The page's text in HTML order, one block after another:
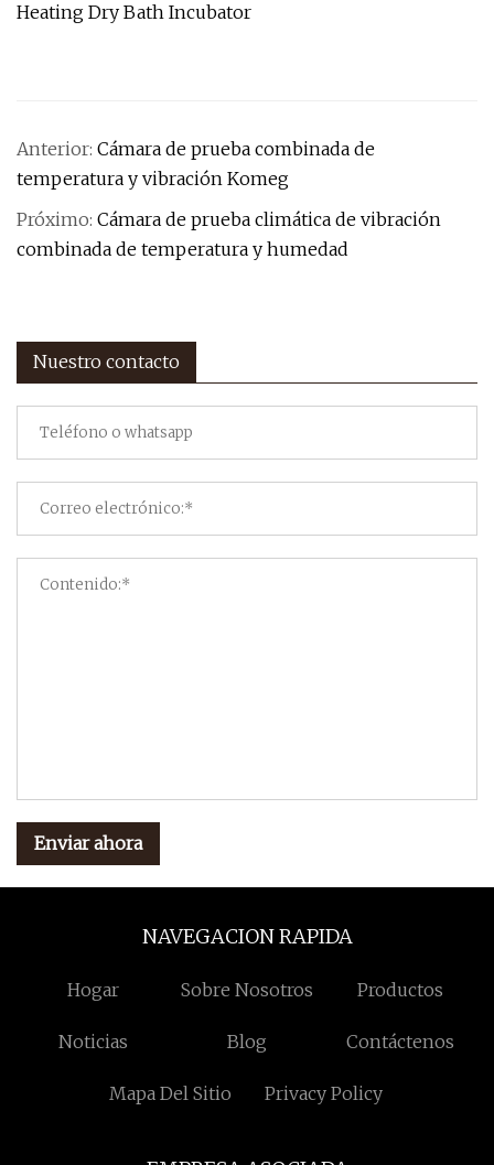
Anterior: Cámara de prueba combinada de
temperatura y vibración Komeg
Próximo: Cámara de prueba climática de vibración
combinada de temperatura y humedad
Nuestro contacto
Enviar ahora
NAVEGACION RAPIDA
Hogar Sobre Nosotros Productos
Noticias Blog Contáctenos
Mapa Del Sitio Privacy Policy